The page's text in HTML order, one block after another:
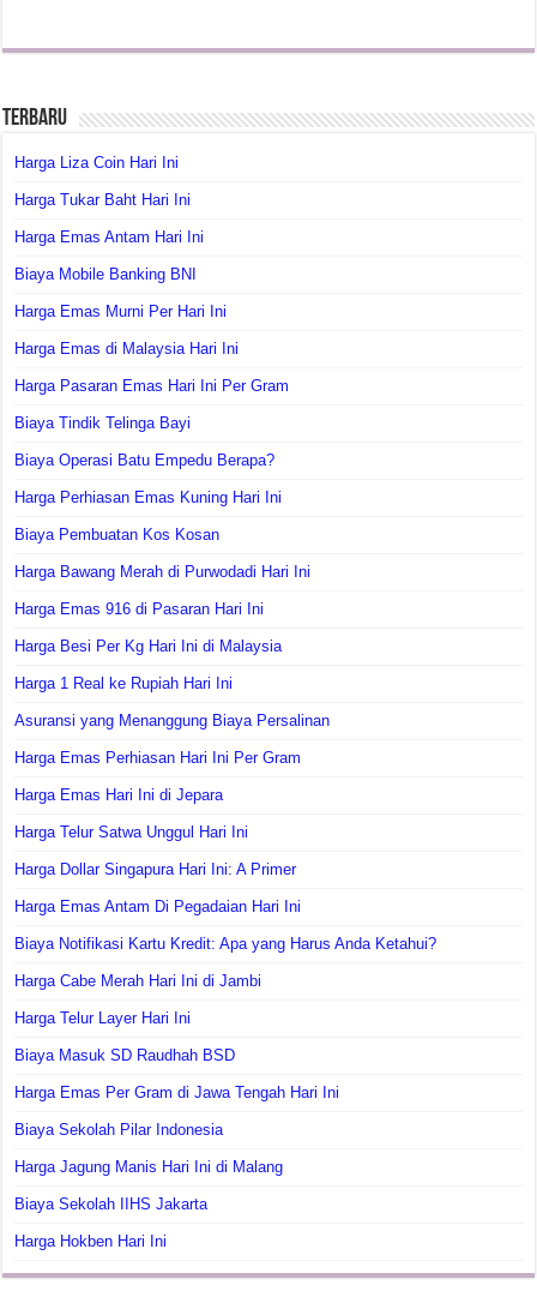
Terbaru
Harga Liza Coin Hari Ini
Harga Tukar Baht Hari Ini
Harga Emas Antam Hari Ini
Biaya Mobile Banking BNI
Harga Emas Murni Per Hari Ini
Harga Emas di Malaysia Hari Ini
Harga Pasaran Emas Hari Ini Per Gram
Biaya Tindik Telinga Bayi
Biaya Operasi Batu Empedu Berapa?
Harga Perhiasan Emas Kuning Hari Ini
Biaya Pembuatan Kos Kosan
Harga Bawang Merah di Purwodadi Hari Ini
Harga Emas 916 di Pasaran Hari Ini
Harga Besi Per Kg Hari Ini di Malaysia
Harga 1 Real ke Rupiah Hari Ini
Asuransi yang Menanggung Biaya Persalinan
Harga Emas Perhiasan Hari Ini Per Gram
Harga Emas Hari Ini di Jepara
Harga Telur Satwa Unggul Hari Ini
Harga Dollar Singapura Hari Ini: A Primer
Harga Emas Antam Di Pegadaian Hari Ini
Biaya Notifikasi Kartu Kredit: Apa yang Harus Anda Ketahui?
Harga Cabe Merah Hari Ini di Jambi
Harga Telur Layer Hari Ini
Biaya Masuk SD Raudhah BSD
Harga Emas Per Gram di Jawa Tengah Hari Ini
Biaya Sekolah Pilar Indonesia
Harga Jagung Manis Hari Ini di Malang
Biaya Sekolah IIHS Jakarta
Harga Hokben Hari Ini